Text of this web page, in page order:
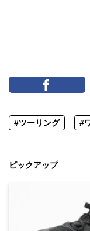
#ツーリング #
ピックアップ